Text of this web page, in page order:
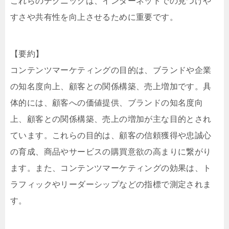
すさや共有性を向上させるために重要です。
【要約】
コンテンツマーケティングの目的は、ブランドや企業
の知名度向上、顧客との関係構築、売上増加です。具
体的には、顧客への価値提供、ブランドの知名度向
上、顧客との関係構築、売上の増加が主な目的とされ
ています。これらの目的は、顧客の信頼獲得や忠誠心
の育成、商品やサービスの購買意欲の高まりに繋がり
ます。また、コンテンツマーケティングの効果は、ト
ラフィックやリーダーシップなどの指標で測定されま
す。